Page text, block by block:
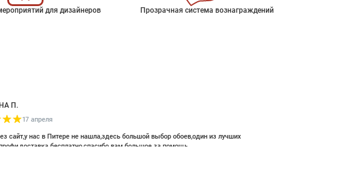
для дизайнеров Прозрачная система вознаграждений
П.
17 апреля
сайт,у нас в Питере не нашла,здесь большой выбор обоев,один из лучших
бесплатно,спасибо вам большое за помощь.